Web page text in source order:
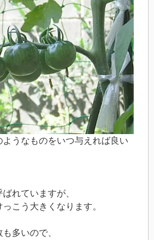
うなものをいつ与えれば良い
れていますが、
こう大きくなります。
多いので、